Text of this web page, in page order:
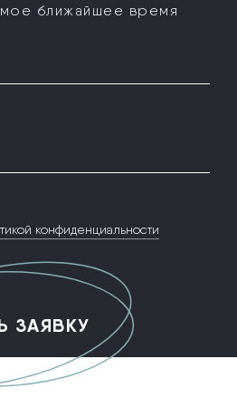
ближайшее время
конфиденциальности